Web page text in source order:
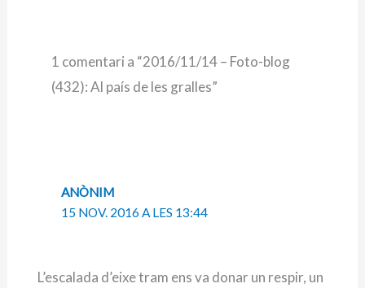
1 comentari a “2016/11/14 – Foto-blog
(432): Al país de les gralles”
ANÒNIM
15 NOV. 2016 A LES 13:44
L’escalada d’eixe tram ens va donar un respir, un